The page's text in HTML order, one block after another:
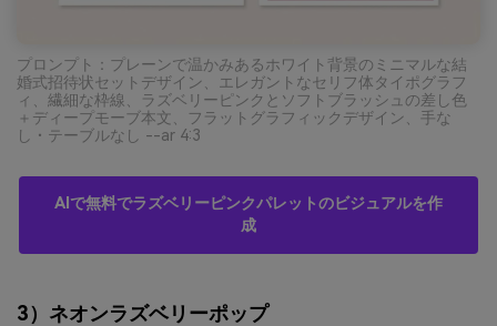
プロンプト：プレーンで温かみあるホワイト背景のミニマルな結
婚式招待状セットデザイン、エレガントなセリフ体タイポグラフ
ィ、繊細な枠線、ラズベリーピンクとソフトブラッシュの差し色
＋ディープモーブ本文、フラットグラフィックデザイン、手な
し・テーブルなし --ar 4:3
AIで無料でラズベリーピンクパレットのビジュアルを作
成
3）ネオンラズベリーポップ